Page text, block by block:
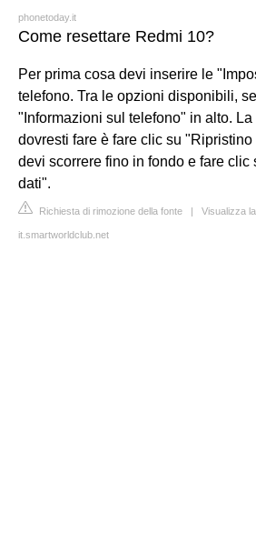
phonetoday.it
Come resettare Redmi 10?
Per prima cosa devi inserire le
telefono. Tra le opzioni disponibili,
"Informazioni sul telefono" in alto.
dovresti fare è fare clic su
devi scorrere fino in fondo e fare clic
dati".
Richiesta di rimozione della fonte | Visualizza
it.smartworldclub.net